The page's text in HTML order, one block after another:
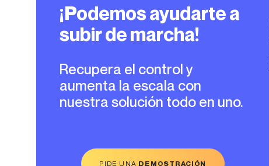
¡Podemos ayudarte a
subir de marcha!
Recupera el control y
aumenta la escala con
nuestra solución todo en uno.
PIDE UNA DEMOSTRACIÓN